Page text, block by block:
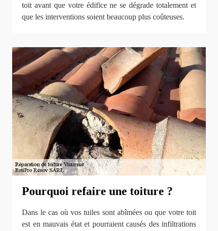
toit avant que votre édifice ne se dégrade totalement et
que les interventions soient beaucoup plus coûteuses.
Pourquoi refaire une toiture ?
Dans le cas où vos tuiles sont abîmées ou que votre toit
est en mauvais état et pourraient causés des infiltrations